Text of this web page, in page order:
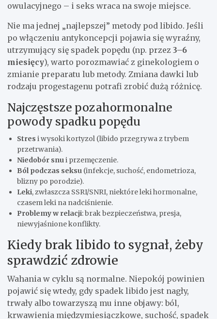
owulacyjnego – i seks wraca na swoje miejsce.
Nie ma jednej „najlepszej” metody pod libido. Jeśli
po włączeniu antykoncepcji pojawia się wyraźny,
utrzymujący się spadek popędu (np. przez 3–6
miesięcy), warto porozmawiać z ginekologiem o
zmianie preparatu lub metody. Zmiana dawki lub
rodzaju progestagenu potrafi zrobić dużą różnicę.
Najczęstsze pozahormonalne
powody spadku popędu
Stres i wysoki kortyzol (libido przegrywa z trybem
przetrwania).
Niedobór snui przemęczenie.
Ból podczas seksu (infekcje, suchość, endometrioza,
blizny po porodzie).
Leki, zwłaszcza SSRI/SNRI, niektóre leki hormonalne,
czasem leki na nadciśnienie.
Problemy w relacji: brak bezpieczeństwa, presja,
niewyjaśnione konflikty.
Kiedy brak libido to sygnał, żeby
sprawdzić zdrowie
Wahania w cyklu są normalne. Niepokój powinien
pojawić się wtedy, gdy spadek libido jest nagły,
trwały albo towarzyszą mu inne objawy: ból,
krwawienia międzymiesiączkowe, suchość, spadek